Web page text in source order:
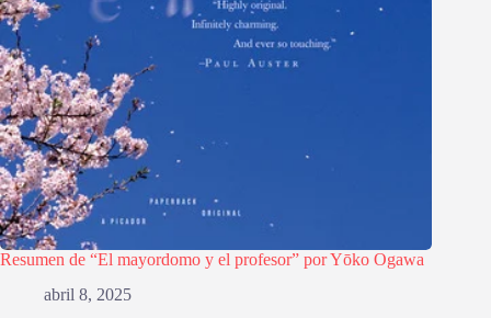
Resumen de “El mayordomo y el profesor” por Yōko Ogawa
abril 8, 2025